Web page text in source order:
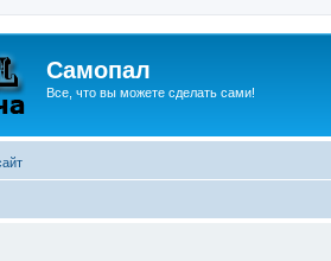
Самопал
Все, что вы можете сделать сами!